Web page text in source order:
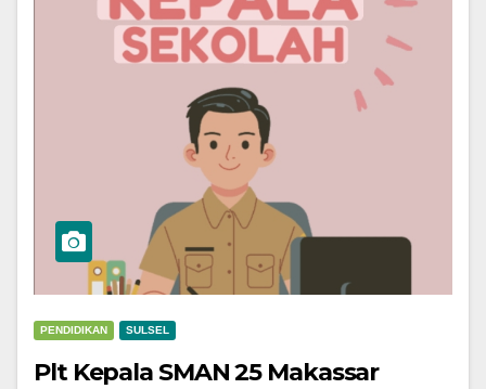
PENDIDIKAN SULSEL
Plt Kepala SMAN 25 Makassar